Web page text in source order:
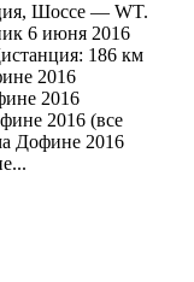
Шоссе — WT.
6 июня 2016
186 км
2016
2016
2016 (все
Дофине 2016